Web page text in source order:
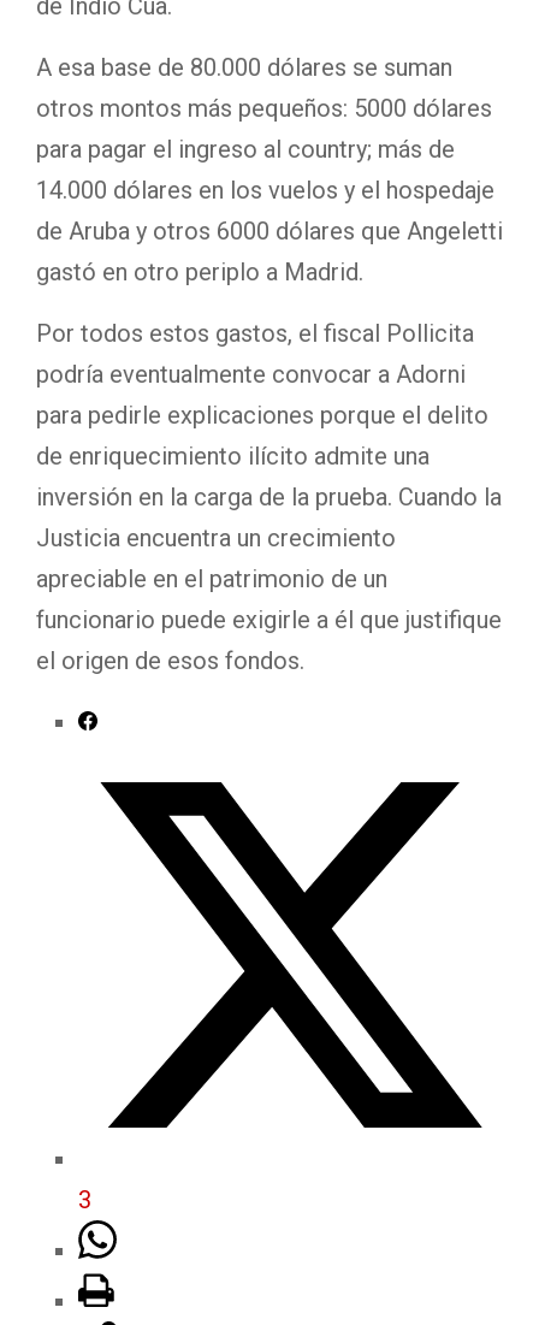
de Indio Cua.
A esa base de 80.000 dólares se suman
otros montos más pequeños: 5000 dólares
para pagar el ingreso al country; más de
14.000 dólares en los vuelos y el hospedaje
de Aruba y otros 6000 dólares que Angeletti
gastó en otro periplo a Madrid.
Por todos estos gastos, el fiscal Pollicita
podría eventualmente convocar a Adorni
para pedirle explicaciones porque el delito
de enriquecimiento ilícito admite una
inversión en la carga de la prueba. Cuando la
Justicia encuentra un crecimiento
apreciable en el patrimonio de un
funcionario puede exigirle a él que justifique
el origen de esos fondos.
3